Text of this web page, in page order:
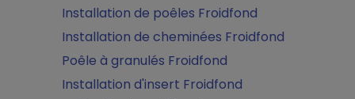
Installation de poêles Froidfond
Installation de cheminées Froidfond
Poêle à granulés Froidfond
Installation d'insert Froidfond